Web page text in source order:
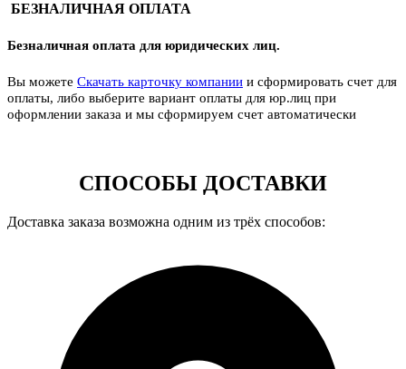
БЕЗНАЛИЧНАЯ ОПЛАТА
Безналичная оплата для юридических лиц.
Вы можете Скачать карточку компании и сформировать счет для
оплаты, либо выберите вариант оплаты для юр.лиц при
оформлении заказа и мы сформируем счет автоматически
СПОСОБЫ ДОСТАВКИ
Доставка заказа возможна одним из трёх способов: